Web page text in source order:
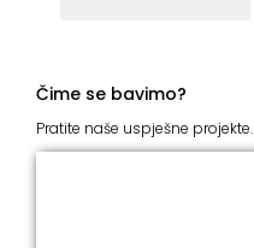
Čime se bavimo?
Pratite naše uspješne projekte.